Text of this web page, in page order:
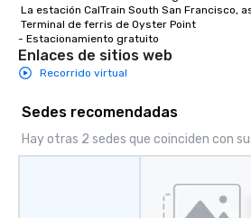
- Estacionamiento gratuito
Enlaces de sitios web
Recorrido virtual
Sedes recomendadas
Hay otras 2 sedes que coinciden con